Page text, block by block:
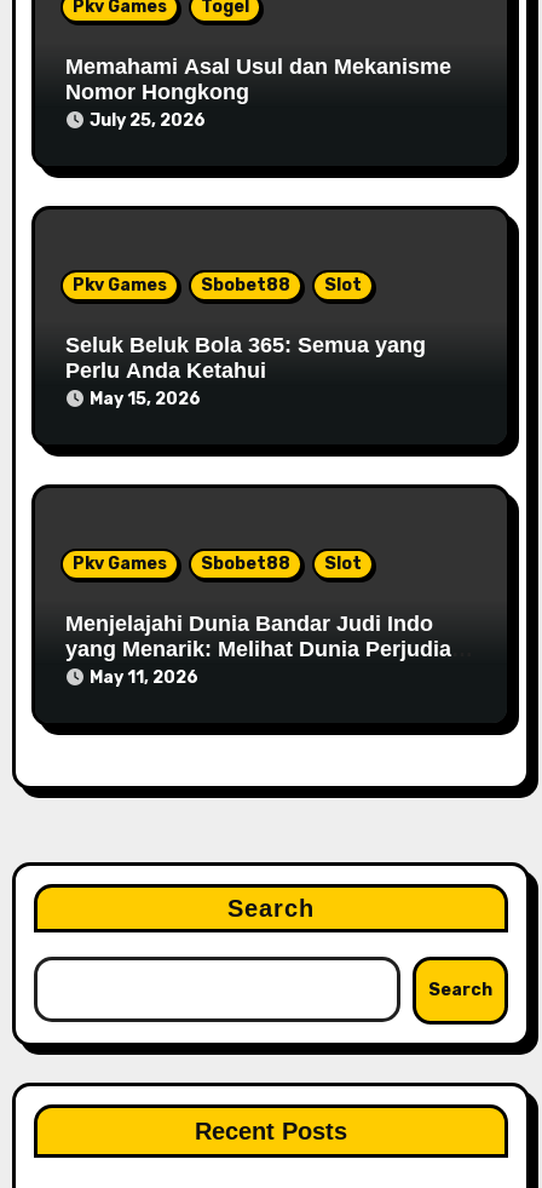
n
Pkv Games Togel
Memahami Asal Usul dan Mekanisme
Nomor Hongkong
July 25, 2026
Pkv Games Sbobet88 Slot
Seluk Beluk Bola 365: Semua yang
Perlu Anda Ketahui
May 15, 2026
Pkv Games Sbobet88 Slot
Menjelajahi Dunia Bandar Judi Indo
yang Menarik: Melihat Dunia Perjudian
yang Berkembang di Indonesia
May 11, 2026
Search
Search
Recent Posts